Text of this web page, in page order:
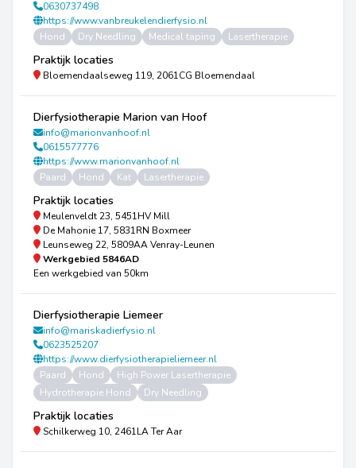
0630737498
https://www.vanbreukelendierfysio.nl
Hond
Dry Needling Medical taping Lasertherapie
Praktijk locaties
Bloemendaalseweg 119, 2061CG Bloemendaal
Dierfysiotherapie Marion van Hoof
info@marionvanhoof.nl
0615577776
https://www.marionvanhoof.nl
Paard
Hond Kat Lasertherapie
Praktijk locaties
Meulenveldt 23, 5451HV Mill
De Mahonie 17, 5831RN Boxmeer
Leunseweg 22, 5809AA Venray-Leunen
Werkgebied 5846AD
Een werkgebied van 50km
Dierfysiotherapie Liemeer
info@mariskadierfysio.nl
0623525207
https://www.dierfysiotherapieliemeer.nl
Paard
Hond
High Power Lasertherapie
Hydrotherapie Hond
Dry Needling
Praktijk locaties
Schilkerweg 10, 2461LA Ter Aar